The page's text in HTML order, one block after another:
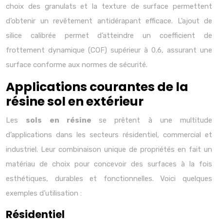
choix des granulats et la texture de surface permettent
d’obtenir un revêtement antidérapant efficace. L’ajout de
silice calibrée permet d’atteindre un coefficient de
frottement dynamique (COF) supérieur à 0.6, assurant une
surface conforme aux normes de sécurité.
Applications courantes de la
résine sol en extérieur
Les sols en résine se prêtent à une multitude
d’applications dans les secteurs résidentiel, commercial et
industriel. Leur combinaison unique de propriétés en fait un
matériau de choix pour concevoir des surfaces à la fois
esthétiques, durables et fonctionnelles. Voici quelques
exemples d’utilisation :
Résidentiel